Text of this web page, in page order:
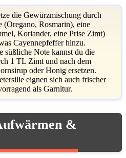
die Gewürzmischung durch
(Oregano, Rosmarin), eine
Koriander, eine Prise Zimt)
Cayennepfeffer hinzu.
süßliche Note kannst du die
1 TL Zimt und nach dem
oder Honig ersetzen.
eignen sich auch frischer
als Garnitur.
&